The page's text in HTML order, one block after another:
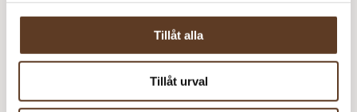
Tillåt alla
Tillåt urval
Poppy Tee
Svenska